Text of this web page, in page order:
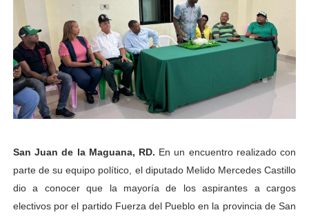
San Juan de la Maguana, RD. En un encuentro realizado con
parte de su equipo político, el diputado Melido Mercedes Castillo
dio a conocer que la mayoría de los aspirantes a cargos
electivos por el partido Fuerza del Pueblo en la provincia de San